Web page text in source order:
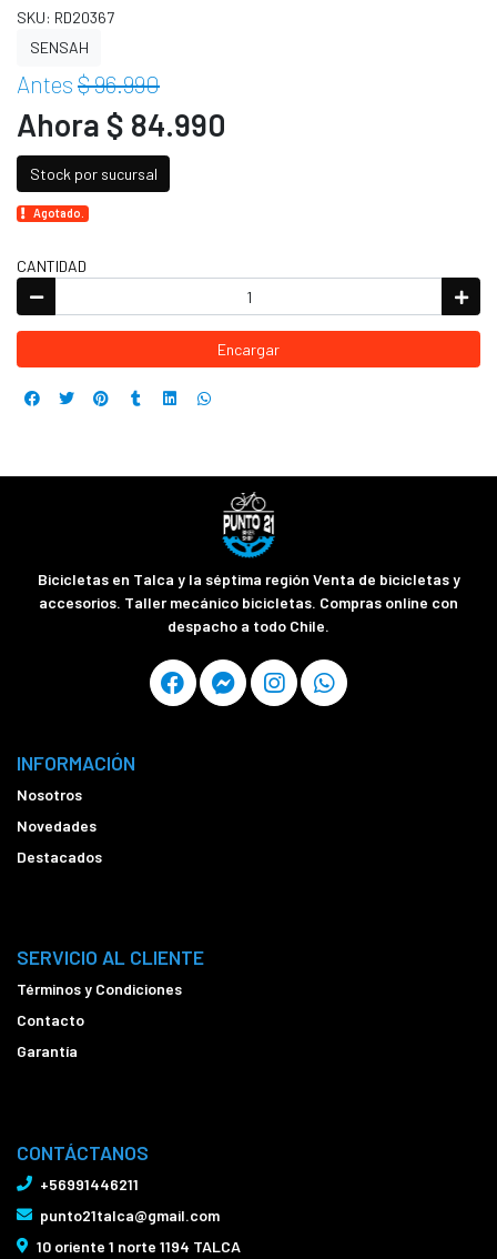
SKU: RD20367
SENSAH
Antes $ 96.990
Ahora $ 84.990
Stock por sucursal
Agotado.
CANTIDAD
Encargar
Bicicletas en Talca y la séptima región Venta de bicicletas y
accesorios. Taller mecánico bicicletas. Compras online con
despacho a todo Chile.
INFORMACIÓN
Nosotros
Novedades
Destacados
SERVICIO AL CLIENTE
Términos y Condiciones
Contacto
Garantía
CONTÁCTANOS
+56991446211
punto21talca@gmail.com
10 oriente 1 norte 1194 TALCA